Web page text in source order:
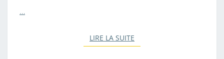
…
LIRE LA SUITE